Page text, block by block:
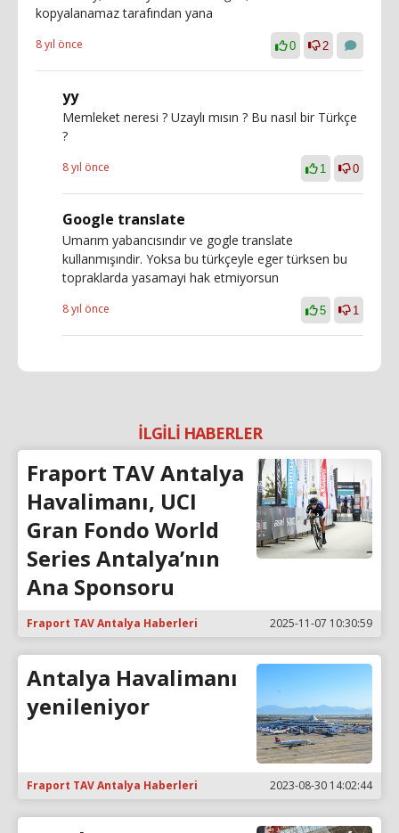
kopyalanamaz tarafından yana
8 yıl önce 0 2
yy
Memleket neresi ? Uzaylı mısın ? Bu nasıl bir Türkçe
?
8 yıl önce 1 0
Google translate
Umarım yabancısındır ve gogle translate
kullanmışındir. Yoksa bu türkçeyle eger türksen bu
topraklarda yasamayi hak etmiyorsun
8 yıl önce 5 1
İLGİLİ HABERLER
Fraport TAV Antalya
Havalimanı, UCI
Gran Fondo World
Series Antalya’nın
Ana Sponsoru
Fraport TAV Antalya Haberleri 2025-11-07 10:30:59
Antalya Havalimanı
yenileniyor
Fraport TAV Antalya Haberleri 2023-08-30 14:02:44